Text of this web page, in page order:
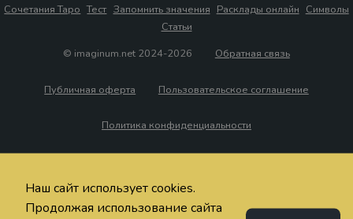
Сочетания Таро Тест Запомнить значения Расклады онлайн Символы
Статьи
© imaginum.net 2024-2026
Обратная связь
Публичная оферта Пользовательское соглашение
Политика конфиденциальности
Наш сайт использует cookies.
Продолжая использование сайта